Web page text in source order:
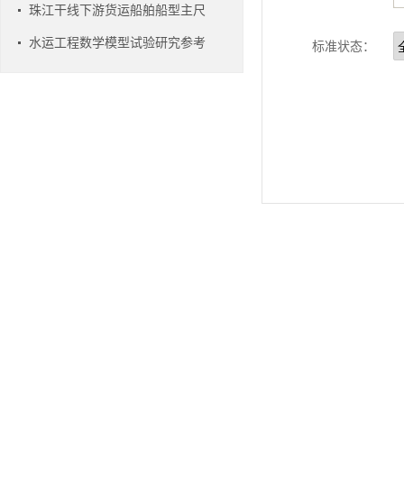
珠江干线下游货运船舶船型主尺
水运工程数学模型试验研究参考 标准状态：